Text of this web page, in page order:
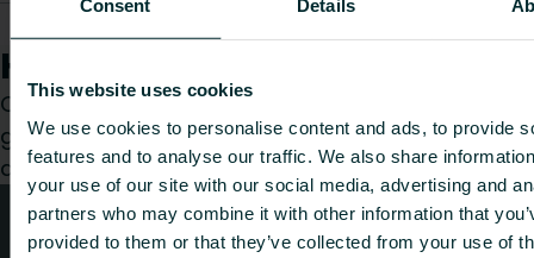
Consent Details
This website uses cookies
We use cookies to personalise content and ads, to provide
features and to analyse our traffic. We also share
your use of our site with our social media, advertising and
partners who may combine it with other information that
provided to them or that they’ve collected from your use of
Hur kan vi hjälpa dig?
Oavsett om du är konsult, installatör, arkitekt eller
grossist, välj en kategori så tar vi gärna hand om
din förfrågan.
Teknisk rådgivning